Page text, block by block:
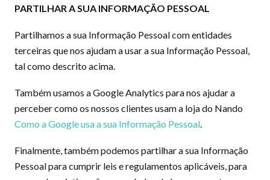
PARTILHAR A SUA INFORMAÇÃO PESSOAL
Partilhamos a sua Informação Pessoal com entidades
terceiras que nos ajudam a usar a sua Informação Pessoal,
tal como descrito acima.
Também usamos a Google Analytics para nos ajudar a
perceber como os nossos clientes usam a loja do Nando
Como a Google usa a sua Informação Pessoal.
Finalmente, também podemos partilhar a sua Informação
Pessoal para cumprir leis e regulamentos aplicáveis, para